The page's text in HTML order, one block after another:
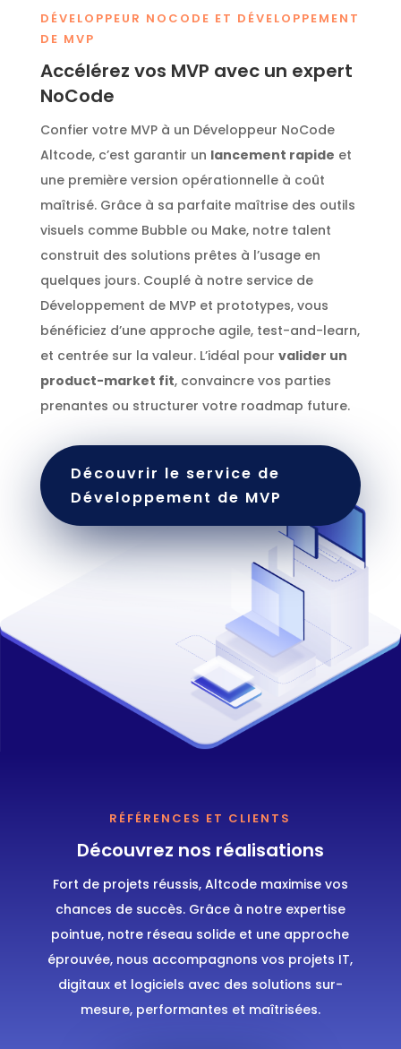
DÉVELOPPEUR NOCODE ET DÉVELOPPEMENT
DE MVP
Accélérez vos MVP avec un expert
NoCode
Confier votre MVP à un Développeur NoCode
Altcode, c’est garantir un lancement rapide et
une première version opérationnelle à coût
maîtrisé. Grâce à sa parfaite maîtrise des outils
visuels comme Bubble ou Make, notre talent
construit des solutions prêtes à l’usage en
quelques jours. Couplé à notre service de
Développement de MVP et prototypes, vous
bénéficiez d’une approche agile, test-and-learn,
et centrée sur la valeur. L’idéal pour valider un
product-market fit, convaincre vos parties
prenantes ou structurer votre roadmap future.
Découvrir le service de
Développement de MVP
RÉFÉRENCES ET CLIENTS
Découvrez nos réalisations
Fort de projets réussis, Altcode maximise vos
chances de succès. Grâce à notre expertise
pointue, notre réseau solide et une approche
éprouvée, nous accompagnons vos projets IT,
digitaux et logiciels avec des solutions sur-
mesure, performantes et maîtrisées.